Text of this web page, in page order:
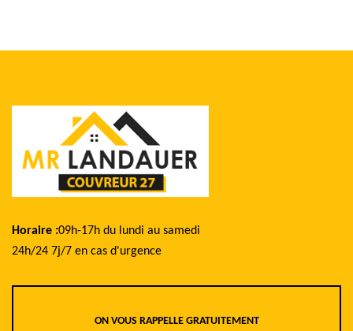
Horaire :09h-17h du lundi au samedi
24h/24 7j/7 en cas d'urgence
ON VOUS RAPPELLE GRATUITEMENT